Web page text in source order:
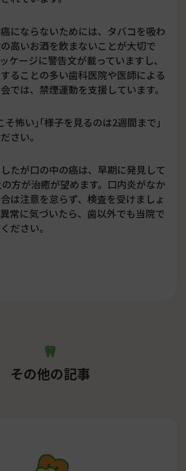
にならないためには、タバコを吸わ
高いお酒を飲まないことが大切で
ケージに警告文が載っていますし、
ることの多い歯科医院や医師による
では、禁煙運動を支援しています。
そ怖い｣｢様子を見るのは2週間まで｣
さい。
たが口の中の癌は、早期に発見して
方が治癒が望めます。口内炎がなか
は注意を怠らず、検査を受けましょ
常に気づいたら、歯以外でも当院で
ださい。
その他の記事